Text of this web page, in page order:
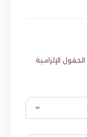
الحقول الإلزامية